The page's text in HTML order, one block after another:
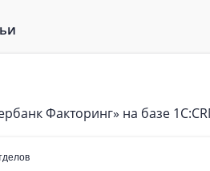
Факторинг» на базе